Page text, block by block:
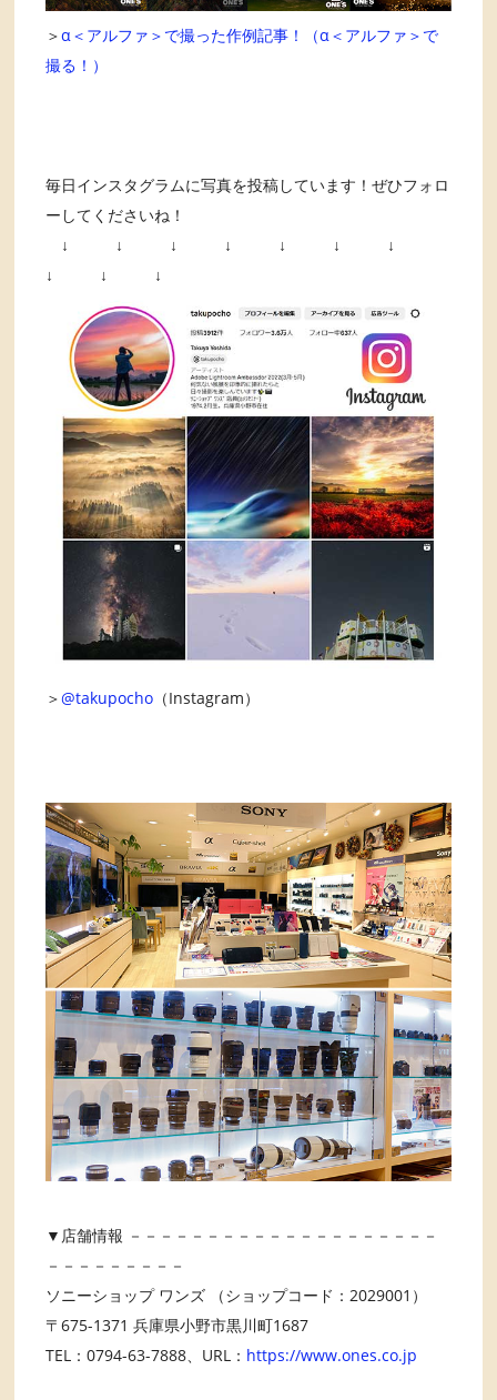
＞α＜アルファ＞で撮った作例記事！（α＜アルファ＞で
撮る！）
毎日インスタグラムに写真を投稿しています！ぜひフォロ
ーしてくださいね！
↓ ↓ ↓ ↓ ↓ ↓ ↓
↓ ↓ ↓
＞@takupocho （Instagram）
▼店舗情報 －－－－－－－－－－－－－－－－－－－－
－－－－－－－－－
ソニーショップ ワンズ （ショップコード：2029001）
〒675-1371 兵庫県小野市黒川町1687
TEL：0794-63-7888、URL： https://www.ones.co.jp